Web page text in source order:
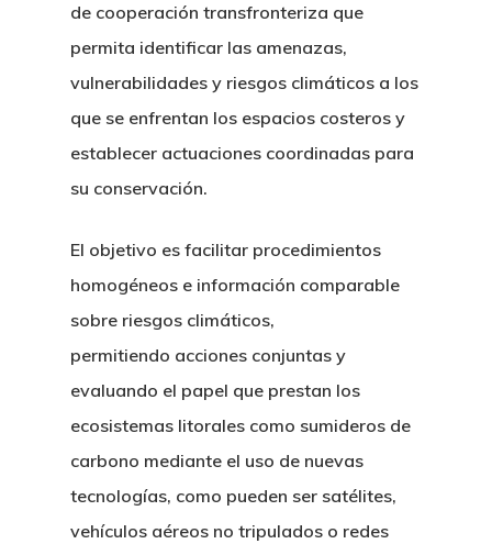
de cooperación transfronteriza que
permita identificar las amenazas,
vulnerabilidades y riesgos climáticos a los
que se enfrentan los espacios costeros y
establecer actuaciones coordinadas para
su conservación.
El objetivo es facilitar procedimientos
homogéneos e información comparable
sobre riesgos climáticos,
permitiendo acciones conjuntas y
evaluando el papel que prestan los
ecosistemas litorales como sumideros de
carbono mediante el uso de nuevas
tecnologías, como pueden ser satélites,
vehículos aéreos no tripulados o redes